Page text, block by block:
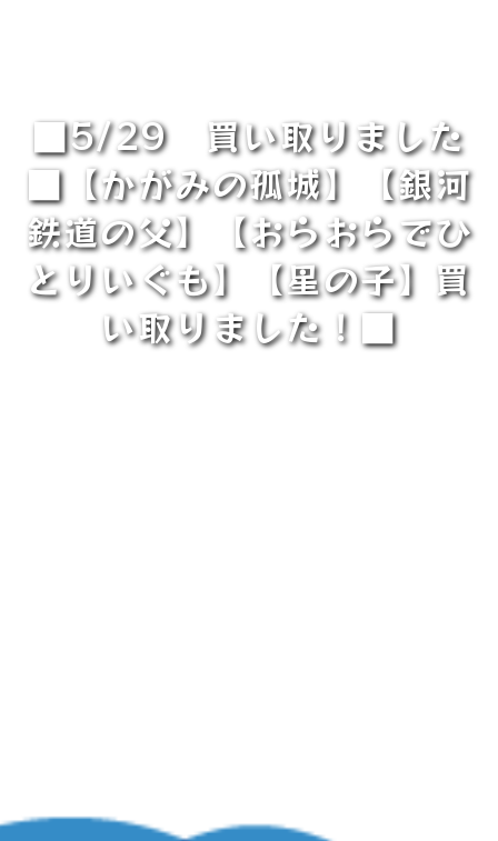
■5/29 買い取りました
■【かがみの孤城】【銀河
鉄道の父】【おらおらでひ
とりいぐも】【星の子】買
い取りました！■